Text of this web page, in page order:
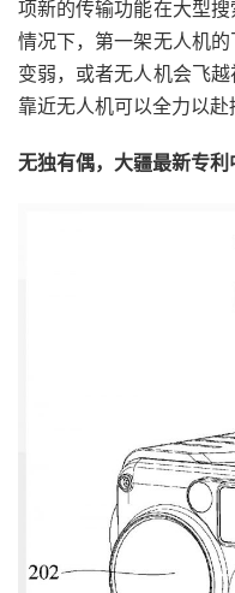
项新的传输功能在大型
情况下，第一架无人机
变弱，或者无人机会飞
靠近无人机可以全力以赴
无独有偶，大疆最新专